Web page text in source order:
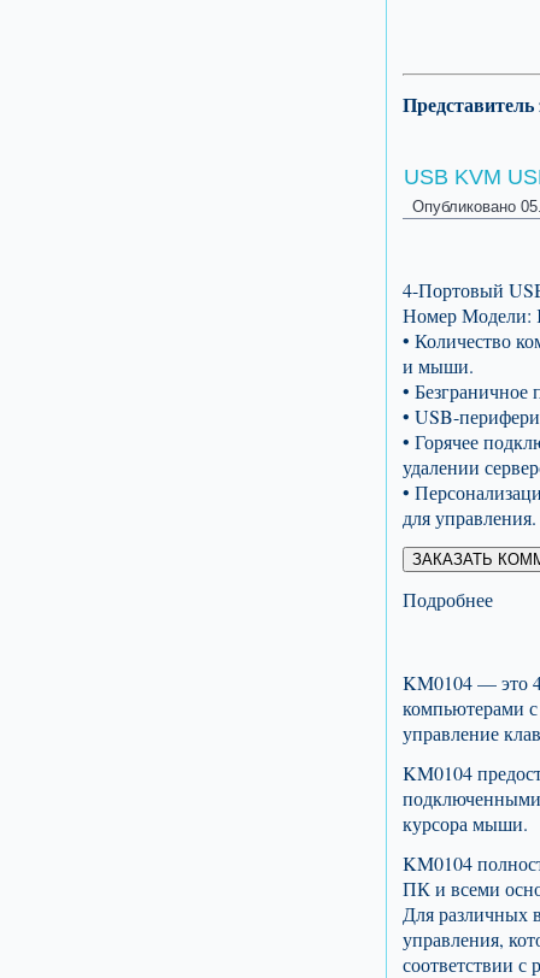
USB KVM
Опубликовано
4-Портовый
Номер Модели:
• Количество
и мыши.
•
• USB-
• Горячее
удалении
•
для управления.
ЗАКАЗАТЬ
Подробнее
KM0104 — это
компьютерами
управление
KM0104
курсора мыши.
KM0104
ПК и всеми
Для различных
управления,
соответствии с